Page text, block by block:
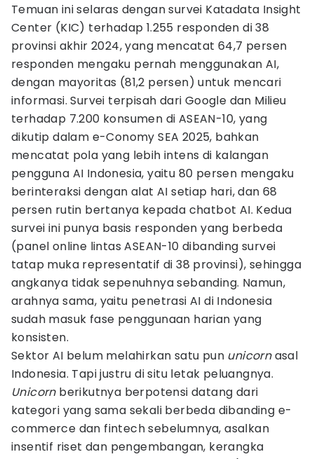
Temuan ini selaras dengan survei Katadata Insight
Center (KIC) terhadap 1.255 responden di 38
provinsi akhir 2024, yang mencatat 64,7 persen
responden mengaku pernah menggunakan AI,
dengan mayoritas (81,2 persen) untuk mencari
informasi. Survei terpisah dari Google dan Milieu
terhadap 7.200 konsumen di ASEAN-10, yang
dikutip dalam e-Conomy SEA 2025, bahkan
mencatat pola yang lebih intens di kalangan
pengguna AI Indonesia, yaitu 80 persen mengaku
berinteraksi dengan alat AI setiap hari, dan 68
persen rutin bertanya kepada chatbot AI. Kedua
survei ini punya basis responden yang berbeda
(panel online lintas ASEAN-10 dibanding survei
tatap muka representatif di 38 provinsi), sehingga
angkanya tidak sepenuhnya sebanding. Namun,
arahnya sama, yaitu penetrasi AI di Indonesia
sudah masuk fase penggunaan harian yang
konsisten.
Sektor AI belum melahirkan satu pun unicornasal
Indonesia. Tapi justru di situ letak peluangnya.
Unicorn berikutnya berpotensi datang dari
kategori yang sama sekali berbeda dibanding e-
commerce dan fintech sebelumnya, asalkan
insentif riset dan pengembangan, kerangka